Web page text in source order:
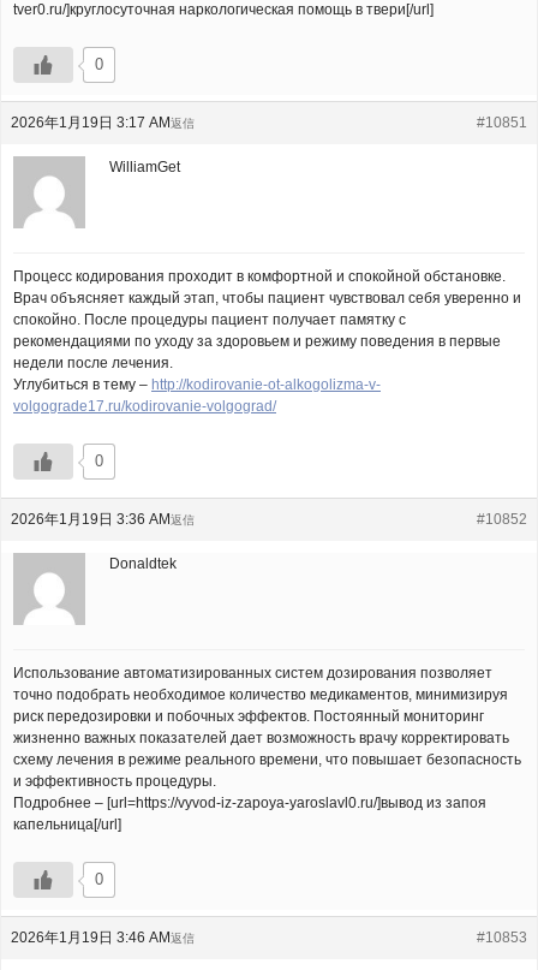
tver0.ru/]круглосуточная наркологическая помощь в твери[/url]
0
2026年1月19日 3:17 AM #10851
返信
WilliamGet
Процесс кодирования проходит в комфортной и спокойной обстановке.
Врач объясняет каждый этап, чтобы пациент чувствовал себя уверенно и
спокойно. После процедуры пациент получает памятку с
рекомендациями по уходу за здоровьем и режиму поведения в первые
недели после лечения.
Углубиться в тему – http://kodirovanie-ot-alkogolizma-v-
volgograde17.ru/kodirovanie-volgograd/
0
2026年1月19日 3:36 AM #10852
返信
Donaldtek
Использование автоматизированных систем дозирования позволяет
точно подобрать необходимое количество медикаментов, минимизируя
риск передозировки и побочных эффектов. Постоянный мониторинг
жизненно важных показателей дает возможность врачу корректировать
схему лечения в режиме реального времени, что повышает безопасность
и эффективность процедуры.
Подробнее – [url=https://vyvod-iz-zapoya-yaroslavl0.ru/]вывод из запоя
капельница[/url]
0
2026年1月19日 3:46 AM #10853
返信